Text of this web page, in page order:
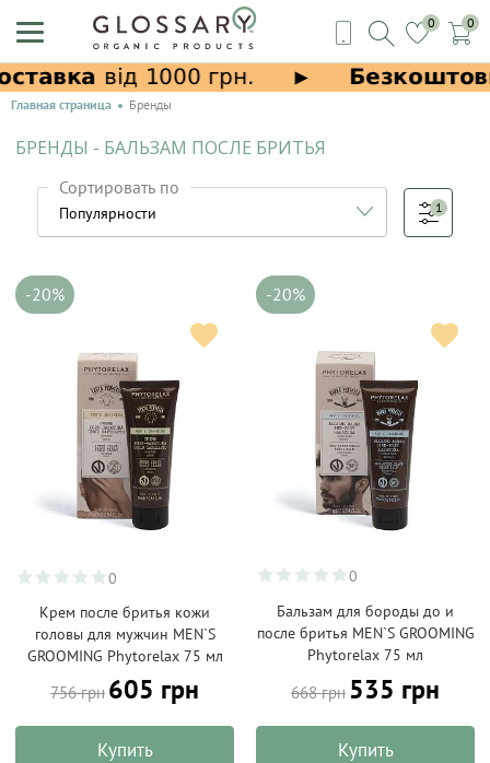
0 0
Главная страница Бренды
БРЕНДЫ - БАЛЬЗАМ ПОСЛЕ БРИТЬЯ
Сортировать по
1
-20%
0
Крем после бритья кожи
головы для мужчин MEN`S
GROOMING Phytorelax 75 мл
756 грн 605 грн
Купить
-20%
0
Бальзам для бороды до и
после бритья MEN`S GROOMING
Phytorelax 75 мл
668 грн 535 грн
Купить